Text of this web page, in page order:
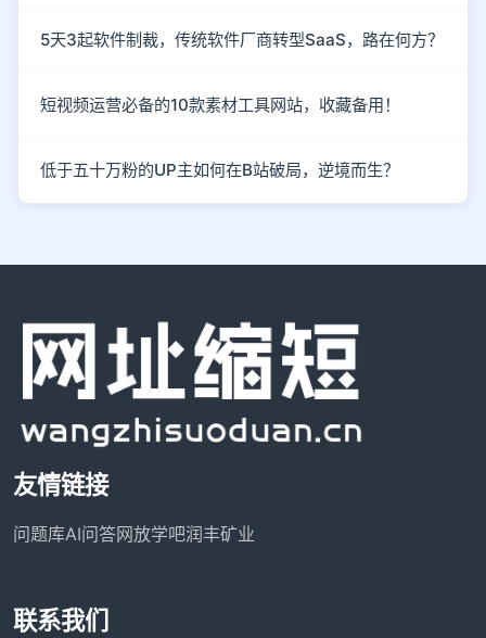
5天3起软件制裁，传统软件厂商转型SaaS，路在何方？
短视频运营必备的10款素材工具网站，收藏备用！
低于五十万粉的UP主如何在B站破局，逆境而生？
友情链接
问题库AI问答网放学吧润丰矿业
联系我们